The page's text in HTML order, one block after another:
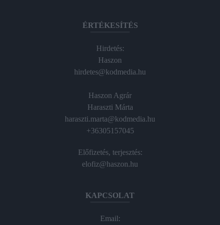
ÉRTÉKESÍTÉS
Hirdetés:
Haszon
hirdetes@kodmedia.hu
Haszon Agrár
Haraszti Márta
haraszti.marta@kodmedia.hu
+36305157045
Előfizetés, terjesztés:
elofiz@haszon.hu
KAPCSOLAT
Email: